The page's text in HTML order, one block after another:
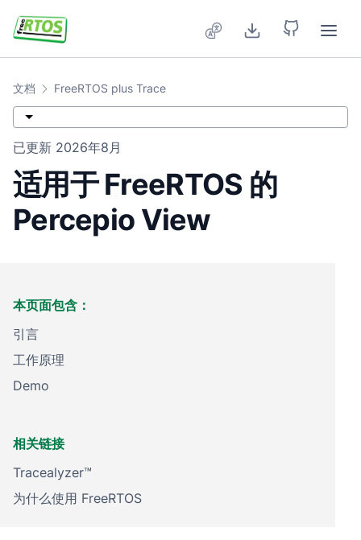
文档 FreeRTOS plus Trace
已更新 2026年8月
适用于 FreeRTOS 的
Percepio View
本页面包含：
引言
工作原理
Demo
相关链接
Tracealyzer™
为什么使用 FreeRTOS